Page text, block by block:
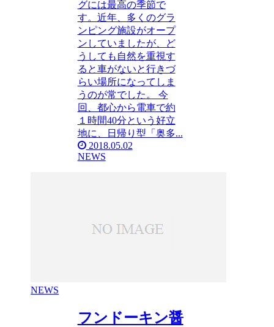
グには最高の季節で
す。近年、多くのグラ
ンピング施設がオープ
ンしていましたが、ど
うしても自然を重視す
ると車がないと行きづ
らい場所になってしま
うのが常でした。 今
回、都心から電車で約
１時間40分という好立
地に、日帰り型「奥多...
2018.05.02
NEWS
NEWS
フンドーキン醤